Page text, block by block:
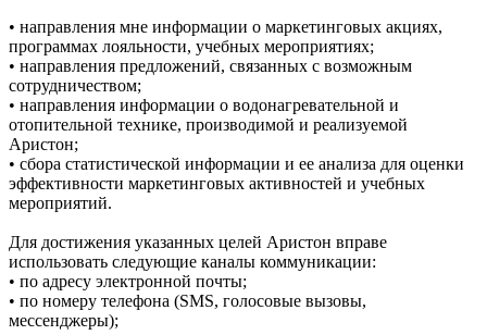
• направления мне информации о маркетинговых акциях,
программах лояльности, учебных мероприятиях;
• направления предложений, связанных с возможным
сотрудничеством;
• направления информации о водонагревательной и
отопительной технике, производимой и реализуемой
Аристон;
• сбора статистической информации и ее анализа для оценки
эффективности маркетинговых активностей и учебных
мероприятий.
Для достижения указанных целей Аристон вправе
использовать следующие каналы коммуникации:
• по адресу электронной почты;
• по номеру телефона (SMS, голосовые вызовы,
мессенджеры);